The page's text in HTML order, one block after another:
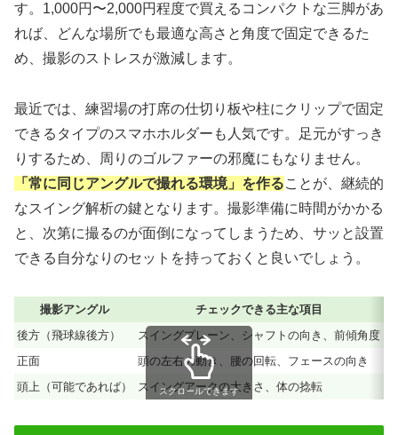
す。1,000円〜2,000円程度で買えるコンパクトな三脚があ
れば、どんな場所でも最適な高さと角度で固定できるた
め、撮影のストレスが激減します。
最近では、練習場の打席の仕切り板や柱にクリップで固定
できるタイプのスマホホルダーも人気です。足元がすっき
りするため、周りのゴルファーの邪魔にもなりません。
「常に同じアングルで撮れる環境」を作ることが、継続的
なスイング解析の鍵となります。撮影準備に時間がかかる
と、次第に撮るのが面倒になってしまうため、サッと設置
できる自分なりのセットを持っておくと良いでしょう。
撮影アングル チェックできる主な項目
後方（飛球線後方）
スイングプレーン、シャフトの向き、前傾角度
正面
頭の左右の動き、腰の回転、フェースの向き
頭上（可能であれば）
スイングアークの大きさ、体の捻転
スクロールできます